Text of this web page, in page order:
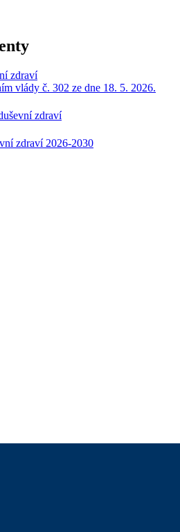
zdraví
vlády č. 302 ze dne 18. 5. 2026.
zdraví
zdraví 2026-2030